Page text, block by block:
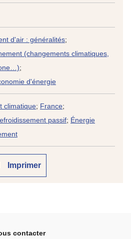
d'air : généralités;
(changements climatiques,
;
d'énergie
climatique; France;
passif; Énergie
Imprimer
contacter